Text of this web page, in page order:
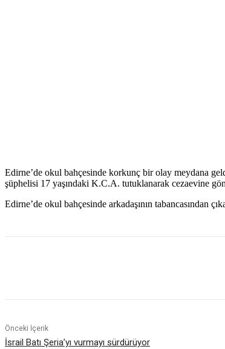
Edirne’de okul bahçesinde korkunç bir olay meydana
şüphelisi 17 yaşındaki K.C.A. tutuklanarak cezaevine
Edirne’de okul bahçesinde arkadaşının tabancasından
Önceki İçerik
İsrail Batı Şeria’yı vurmayı sürdürüyor